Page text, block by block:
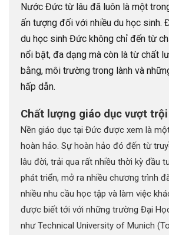
Nước Đức từ lâu đã luôn là một
ấn tượng đối với nhiều du học sinh.
du học sinh Đức không chỉ đến từ
nổi bật, đa dạng mà còn là từ chất
bằng, môi trường trong lành và
hấp dẫn.
Chất lượng giáo dục vượt trội
Nền giáo dục tại Đức được xem là
hoàn hảo. Sự hoàn hảo đó đến từ
lâu đời, trải qua rất nhiều thời kỳ đầu
phát triển, mở ra nhiều chương trình
nhiều nhu cầu học tập và làm việc
được biết tới với những trường Đại
như Technical University of Munich